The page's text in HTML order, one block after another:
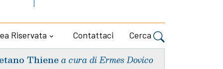
Riservata Contattaci Cerca
Thiene a cura di Ermes Dovico